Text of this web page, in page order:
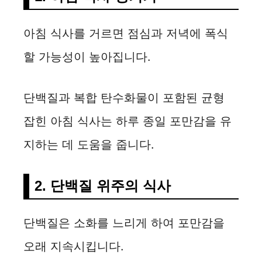
아침 식사를 거르면 점심과 저녁에 폭식
할 가능성이 높아집니다.
단백질과 복합 탄수화물이 포함된 균형
잡힌 아침 식사는 하루 종일 포만감을 유
지하는 데 도움을 줍니다.
2. 단백질 위주의 식사
단백질은 소화를 느리게 하여 포만감을
오래 지속시킵니다.